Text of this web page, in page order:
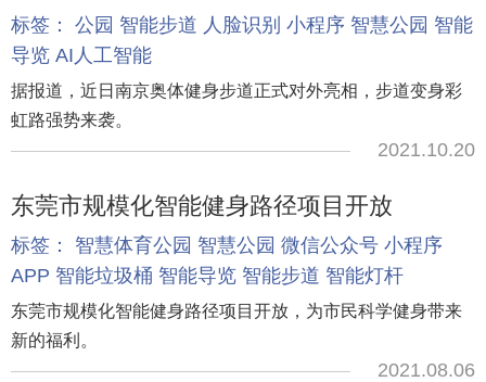
标签： 公园 智能步道 人脸识别 小程序 智慧公园 智能
导览 AI人工智能
据报道，近日南京奥体健身步道正式对外亮相，步道变身彩
虹路强势来袭。
2021.10.20
东莞市规模化智能健身路径项目开放
标签： 智慧体育公园 智慧公园 微信公众号 小程序
APP 智能垃圾桶 智能导览 智能步道 智能灯杆
东莞市规模化智能健身路径项目开放，为市民科学健身带来
新的福利。
2021.08.06